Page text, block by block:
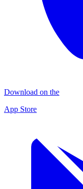
Download on the
App Store